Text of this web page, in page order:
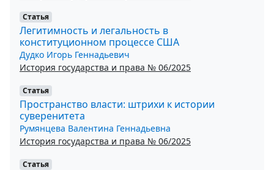
Статья
Легитимность и легальность в
конституционном процессе США
Дудко Игорь Геннадьевич
История государства и права № 06/2025
Статья
Пространство власти: штрихи к истории
суверенитета
Румянцева Валентина Геннадьевна
История государства и права № 06/2025
Статья